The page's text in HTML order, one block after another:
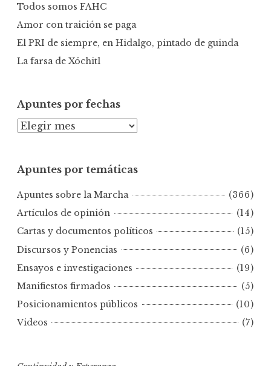
Todos somos FAHC
Amor con traición se paga
El PRI de siempre, en Hidalgo, pintado de guinda
La farsa de Xóchitl
Apuntes por fechas
A
n
e
s
p
r
f
e
c
a
Apuntes por temáticas
Apuntes sobre la Marcha
(366)
Artículos de opinión
(14)
Cartas y documentos políticos
(15)
Discursos y Ponencias
(6)
Ensayos e investigaciones
(19)
Manifiestos firmados
(5)
Posicionamientos públicos
(10)
Videos
(7)